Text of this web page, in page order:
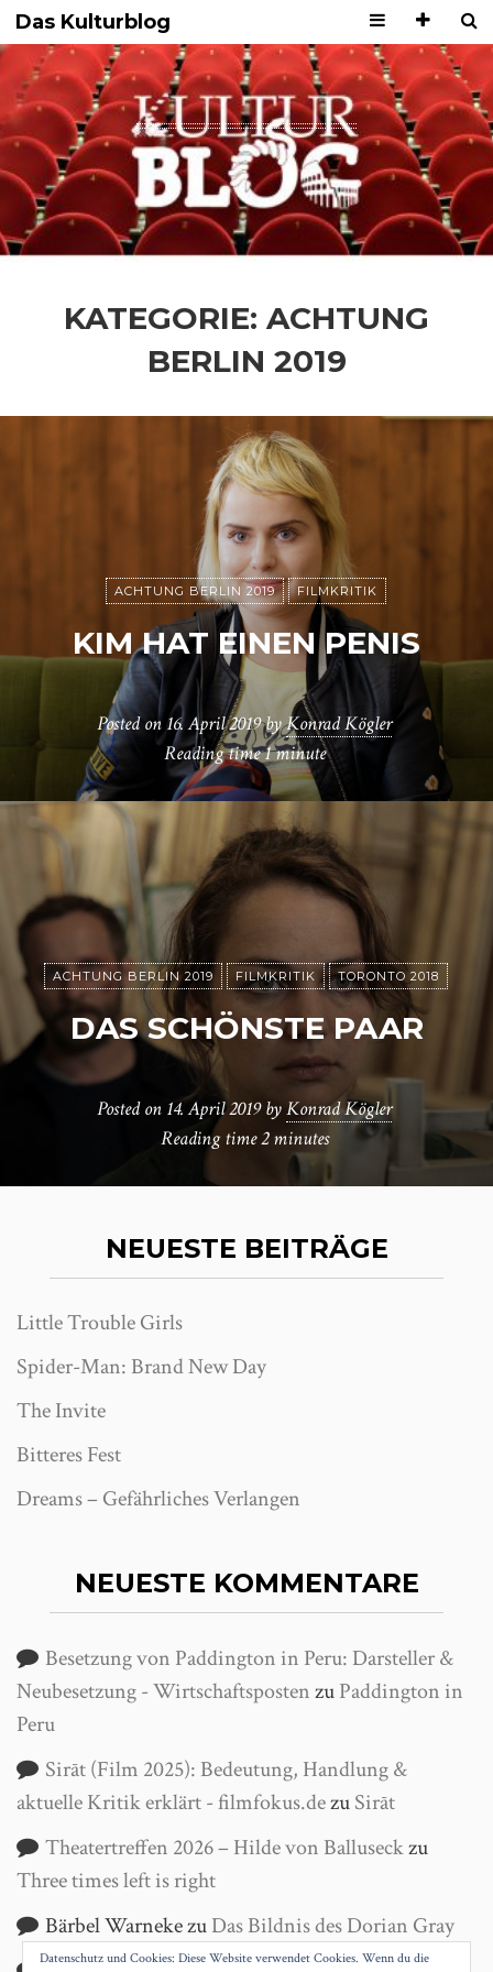
Das Kulturblog
KATEGORIE: ACHTUNG
BERLIN 2019
ACHTUNG BERLIN 2019 FILMKRITIK
KIM HAT EINEN PENIS
Posted on16. April 2019byKonrad Kögler
Reading time1 minute
ACHTUNG BERLIN 2019 FILMKRITIK TORONTO 2018
DAS SCHÖNSTE PAAR
Posted on 14. April 2019 byKonrad Kögler
Reading time2 minutes
NEUESTE BEITRÄGE
Little Trouble Girls
Spider-Man: Brand New Day
The Invite
Bitteres Fest
Dreams – Gefährliches Verlangen
NEUESTE KOMMENTARE
Besetzung von Paddington in Peru: Darsteller &
Neubesetzung - WirtschaftspostenzuPaddington in
Peru
Sirāt (Film 2025): Bedeutung, Handlung &
aktuelle Kritik erklärt - filmfokus.dezuSirāt
Theatertreffen 2026 – Hilde von Balluseckzu
Three times left is right
Bärbel WarnekezuDas Bildnis des Dorian Gray
Datenschutz und Cookies: Diese Website verwendet Cookies. Wenn du die